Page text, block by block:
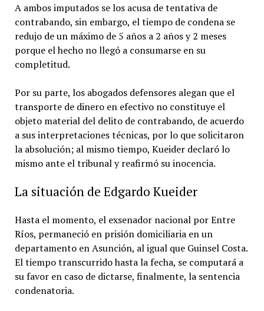
A ambos imputados se los acusa de tentativa de
contrabando, sin embargo, el tiempo de condena se
redujo de un máximo de 5 años a 2 años y 2 meses
porque el hecho no llegó a consumarse en su
completitud.
Por su parte, los abogados defensores alegan que el
transporte de dinero en efectivo no constituye el
objeto material del delito de contrabando, de acuerdo
a sus interpretaciones técnicas, por lo que solicitaron
la absolución; al mismo tiempo, Kueider declaró lo
mismo ante el tribunal y reafirmó su inocencia.
La situación de Edgardo Kueider
Hasta el momento, el exsenador nacional por Entre
Ríos, permaneció en prisión domiciliaria en un
departamento en Asunción, al igual que Guinsel Costa.
El tiempo transcurrido hasta la fecha, se computará a
su favor en caso de dictarse, finalmente, la sentencia
condenatoria.